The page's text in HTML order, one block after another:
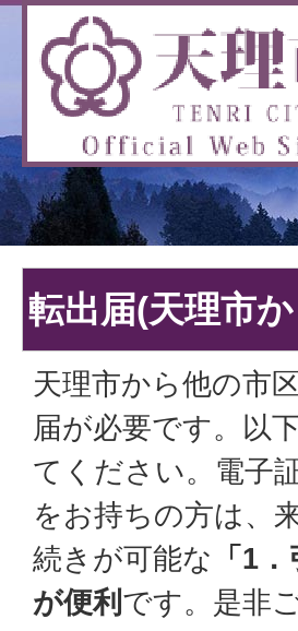
転出届(天理市
天理市から他の市
届が必要です。以
てください。電子
をお持ちの方は、
続きが可能な 「1
が便利 です。是非